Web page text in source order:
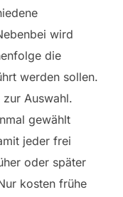
wird
die
werden sollen.
Auswahl.
gewählt
jeder frei
oder später
kosten frühe